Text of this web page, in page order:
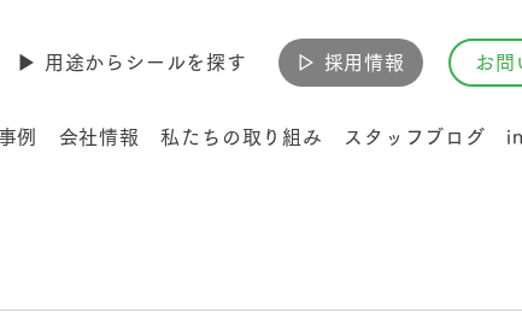
▶︎ 用途からシールを探す ▷ 採用情報 お問
例 会社情報 私たちの取り組み スタッフブログ